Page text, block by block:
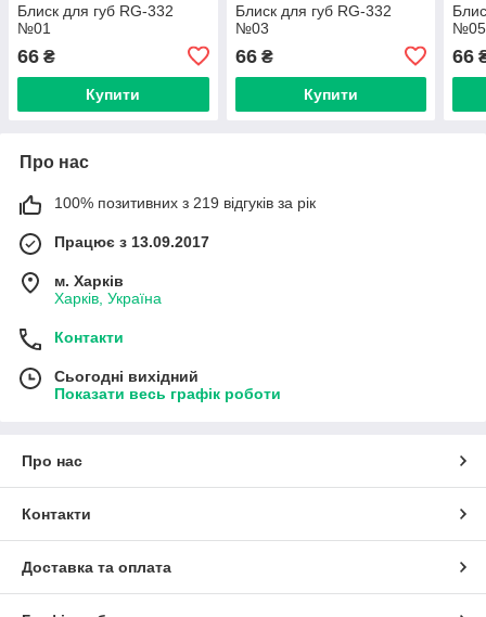
Блиск для губ RG-332
№01
66 ₴
Купити
Блиск для губ RG-332
№03
66₴
Купити
№05
66
Про нас
100% позитивних з 219 відгуків за рік
Працює з 13.09.2017
м. Харків
Харків, Україна
Контакти
Сьогодні вихідний
Показати весь графік роботи
Про нас
Контакти
Доставка та оплата